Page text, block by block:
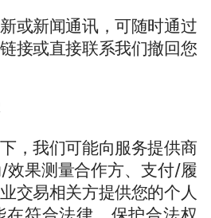
或新闻通讯，可随时通过
接或直接联系我们撤回您
，我们可能向服务提供商
/效果测量合作方、支付/履
交易相关方提供您的个人